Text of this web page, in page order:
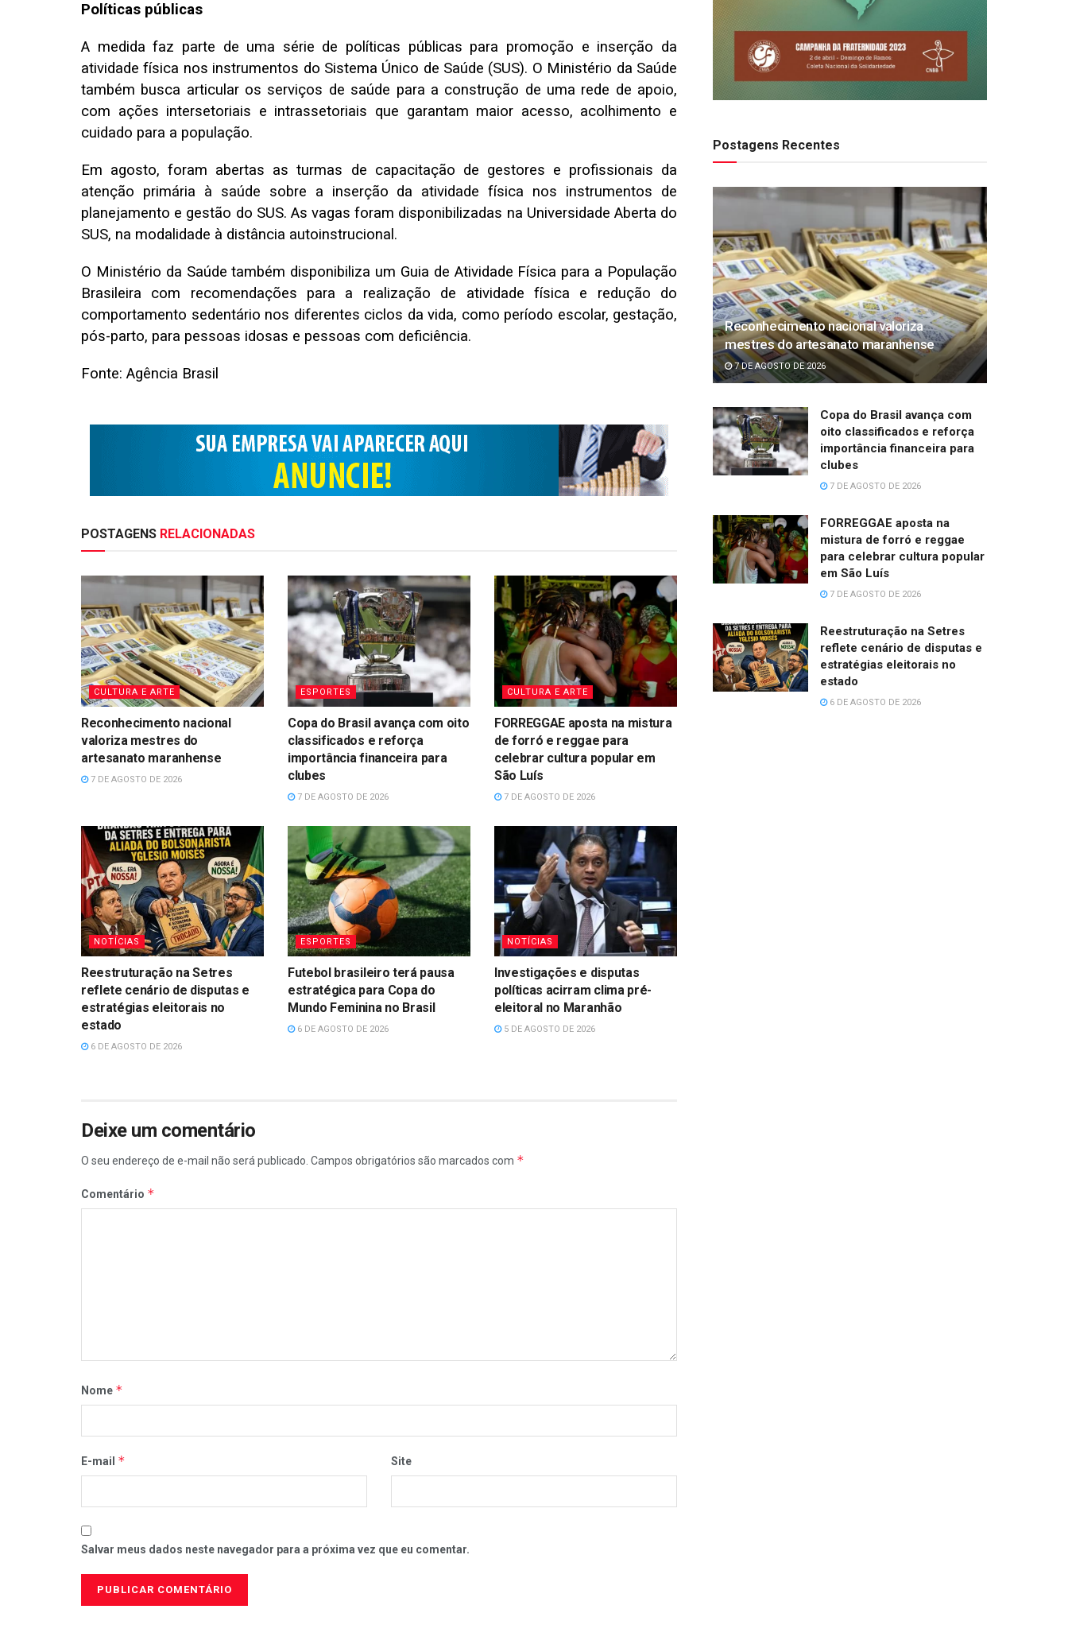
Políticas públicas
A medida faz parte de uma série de políticas públicas para promoção e inserção da
atividade física nos instrumentos do Sistema Único de Saúde (SUS). O Ministério da Saúde
também busca articular os serviços de saúde para a construção de uma rede de apoio,
com ações intersetoriais e intrassetoriais que garantam maior acesso, acolhimento e
cuidado para a população.
Em agosto, foram abertas as turmas de capacitação de gestores e profissionais da
atenção primária à saúde sobre a inserção da atividade física nos instrumentos de
planejamento e gestão do SUS. As vagas foram disponibilizadas na Universidade Aberta do
SUS, na modalidade à distância autoinstrucional.
O Ministério da Saúde também disponibiliza um Guia de Atividade Física para a População
Brasileira com recomendações para a realização de atividade física e redução do
comportamento sedentário nos diferentes ciclos da vida, como período escolar, gestação,
pós-parto, para pessoas idosas e pessoas com deficiência.
Fonte: Agência Brasil
POSTAGENS RELACIONADAS
CULTURA E ARTE
Reconhecimento nacional
valoriza mestres do
artesanato maranhense
7 DE AGOSTO DE 2026
ESPORTES
Copa do Brasil avança com oito
classificados e reforça
importância financeira para
clubes
7 DE AGOSTO DE 2026
CULTURA E ARTE
FORREGGAE aposta na mistura
de forró e reggae para
celebrar cultura popular em
São Luís
7 DE AGOSTO DE 2026
NOTÍCIAS
Reestruturação na Setres
reflete cenário de disputas e
estratégias eleitorais no
estado
6 DE AGOSTO DE 2026
ESPORTES
Futebol brasileiro terá pausa
estratégica para Copa do
Mundo Feminina no Brasil
6 DE AGOSTO DE 2026
NOTÍCIAS
Investigações e disputas
políticas acirram clima pré-
eleitoral no Maranhão
5 DE AGOSTO DE 2026
Deixe um comentário
O seu endereço de e-mail não será publicado. Campos obrigatórios são marcados com *
Comentário *
Nome *
E-mail * Site
Salvar meus dados neste navegador para a próxima vez que eu comentar.
Postagens Recentes
Reconhecimento nacional valoriza
mestres do artesanato maranhense
7 DE AGOSTO DE 2026
Copa do Brasil avança com
oito classificados e reforça
importância financeira para
clubes
7 DE AGOSTO DE 2026
FORREGGAE aposta na
mistura de forró e reggae
para celebrar cultura popular
em São Luís
7 DE AGOSTO DE 2026
Reestruturação na Setres
reflete cenário de disputas e
estratégias eleitorais no
estado
6 DE AGOSTO DE 2026